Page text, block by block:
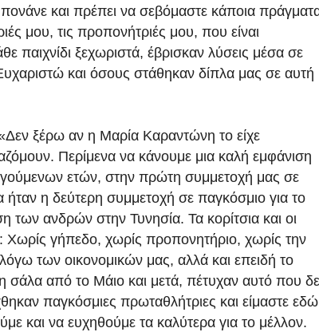
και πρέπει να σεβόμαστε κάποια
μου, τις προπονήτριές μου, που είναι
παιχνίδι ξεχωριστά, έβρισκαν λύσεις μέσα σε
και όσους στάθηκαν δίπλα μας σε αυτή
ξέρω αν η Μαρία Καραντώνη το είχε
Περίμενα να κάνουμε μια καλή εμφάνιση
ετών, στην πρώτη συμμετοχή μας σε
η δεύτερη συμμετοχή σε παγκόσμιο για το
των ανδρών στην Τυνησία. Τα κορίτσια και οι
Χωρίς γήπεδο, χωρίς προπονητήριο, χωρίς την
των οικονομικών μας, αλλά και επειδή το
σάλα από το Μάιο και μετά, πέτυχαν αυτό που
παγκόσμιες πρωταθλήτριες και είμαστε εδώ
και να ευχηθούμε τα καλύτερα για το μέλλον.